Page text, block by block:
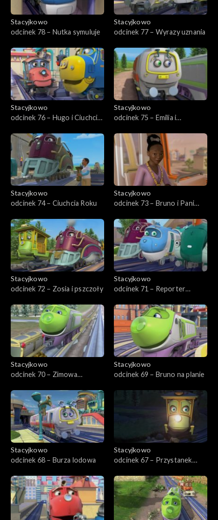
Stacyjkowo
odcinek 78 – Nutka symuluje
Stacyjkowo
odcinek 77 – Wyrazy uznania
Stacyjkowo
odcinek 76 – Hugo i Ciuchcia
Stacyjkowo
odcinek 75 – Emilia i
Stacyjkowo
odcinek 74 – Ciuchcia Roku
Stacyjkowo
odcinek 73 – Bruno i Pani
Stacyjkowo
odcinek 72 – Zosia i pszczoły
Stacyjkowo
odcinek 71 – Reporter
Stacyjkowo
odcinek 70 – Zimowa
Stacyjkowo
odcinek 69 – Bruno na planie
Stacyjkowo
odcinek 68 – Burza lodowa
Stacyjkowo
odcinek 67 – Przystanek